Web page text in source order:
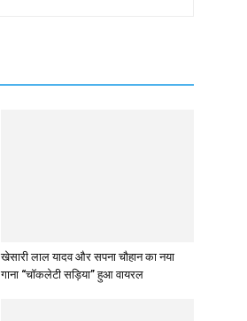
खेसारी लाल यादव और सपना चौहान का नया
गाना “चॉकलेटी सड़िया” हुआ वायरल